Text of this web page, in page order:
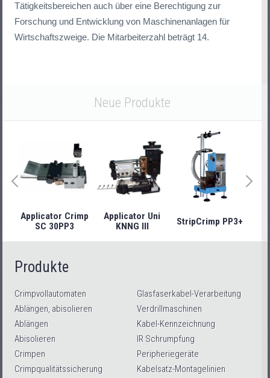
Tätigkeitsbereichen auch über eine Berechtigung zur
Forschung und Entwicklung von Maschinenanlagen für
Wirtschaftszweige. Die Mitarbeiterzahl beträgt 14.
Neue Produkte
Applicator Crimp
SC 30PP3
Applicator Uni
KNNG III
StripCrimp PP3+
Produkte
Crimpvollautomaten
Ablängen, abisolieren
Ablängen
Abisolieren
Crimpen
Crimpqualitätssicherung
Glasfaserkabel-Verarbeitung
Verdrillmaschinen
Kabel-Kennzeichnung
IR Schrumpfung
Peripheriegeräte
Kabelsatz-Montagelinien